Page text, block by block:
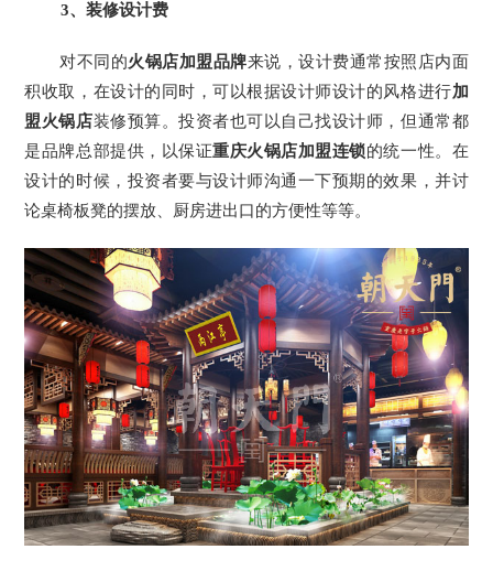
3、装修设计费
对不同的火锅店加盟品牌来说，设计费通常按照店内面
积收取，在设计的同时，可以根据设计师设计的风格进行加
盟火锅店装修预算。投资者也可以自己找设计师，但通常都
是品牌总部提供，以保证重庆火锅店加盟连锁的统一性。在
设计的时候，投资者要与设计师沟通一下预期的效果，并讨
论桌椅板凳的摆放、厨房进出口的方便性等等。